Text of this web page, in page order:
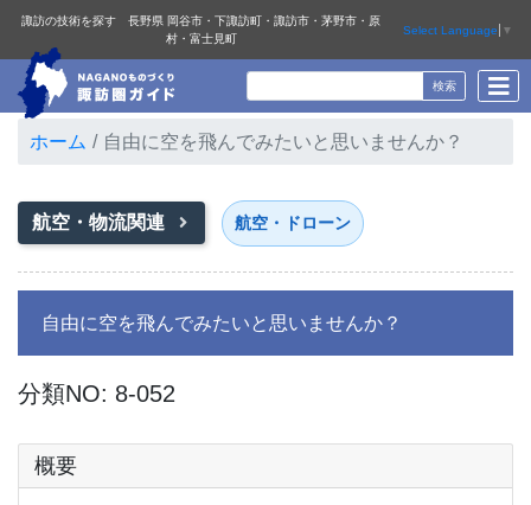
諏訪の技術を探す 長野県 岡谷市・下諏訪町・諏訪市・茅野市・原
村・富士見町
Select Language ▼
ホーム 自由に空を飛んでみたいと思いませんか？
航空・物流関連 航空・ドローン
自由に空を飛んでみたいと思いませんか？
分類NO: 8-052
概要